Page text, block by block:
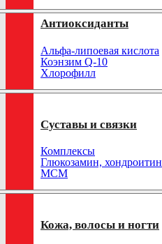
Антиоксиданты
Альфа-липоевая кислота
Коэнзим Q-10
Хлорофилл
Суставы и связки
Комплексы
Глюкозамин, хондроитин
МСМ
Кожа, волосы и ногти